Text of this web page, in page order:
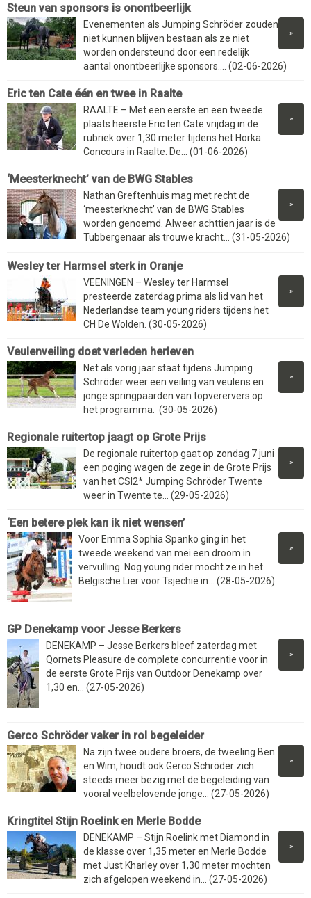
Steun van sponsors is onontbeerlijk
»
Evenementen als Jumping Schröder zouden
niet kunnen blijven bestaan als ze niet
worden ondersteund door een redelijk
aantal onontbeerlijke sponsors.... (02-06-2026)
Eric ten Cate één en twee in Raalte
»
RAALTE – Met een eerste en een tweede
plaats heerste Eric ten Cate vrijdag in de
rubriek over 1,30 meter tijdens het Horka
Concours in Raalte. De... (01-06-2026)
‘Meesterknecht’ van de BWG Stables
»
Nathan Greftenhuis mag met recht de
‘meesterknecht’ van de BWG Stables
worden genoemd. Alweer achttien jaar is de
Tubbergenaar als trouwe kracht... (31-05-2026)
Wesley ter Harmsel sterk in Oranje
»
VEENINGEN – Wesley ter Harmsel
presteerde zaterdag prima als lid van het
Nederlandse team young riders tijdens het
CH De Wolden. (30-05-2026)
Veulenveiling doet verleden herleven
»
Net als vorig jaar staat tijdens Jumping
Schröder weer een veiling van veulens en
jonge springpaarden van topverervers op
het programma. (30-05-2026)
Regionale ruitertop jaagt op Grote Prijs
»
De regionale ruitertop gaat op zondag 7 juni
een poging wagen de zege in de Grote Prijs
van het CSI2* Jumping Schröder Twente
weer in Twente te... (29-05-2026)
‘Een betere plek kan ik niet wensen’
»
Voor Emma Sophia Spanko ging in het
tweede weekend van mei een droom in
vervulling. Nog young rider mocht ze in het
Belgische Lier voor Tsjechië in... (28-05-2026)
GP Denekamp voor Jesse Berkers
»
DENEKAMP – Jesse Berkers bleef zaterdag met
Qornets Pleasure de complete concurrentie voor in
de eerste Grote Prijs van Outdoor Denekamp over
1,30 en... (27-05-2026)
Gerco Schröder vaker in rol begeleider
»
Na zijn twee oudere broers, de tweeling Ben
en Wim, houdt ook Gerco Schröder zich
steeds meer bezig met de begeleiding van
vooral veelbelovende jonge... (27-05-2026)
Kringtitel Stijn Roelink en Merle Bodde
»
DENEKAMP – Stijn Roelink met Diamond in
de klasse over 1,35 meter en Merle Bodde
met Just Kharley over 1,30 meter mochten
zich afgelopen weekend in... (27-05-2026)